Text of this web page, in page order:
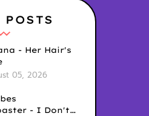
POSTS
- Her Hair's
05, 2026
- I Don't